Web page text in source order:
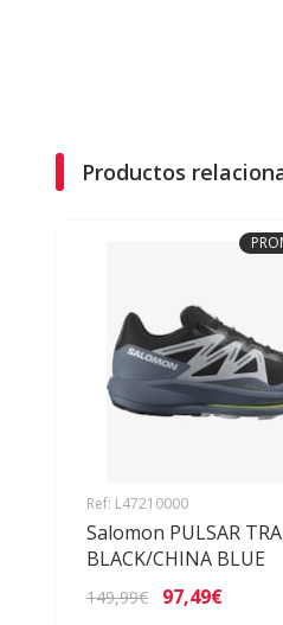
Productos
Ref: L47210000
Salomon PULSAR
BLACK/CHINA BLUE
149,99€ 97,49€